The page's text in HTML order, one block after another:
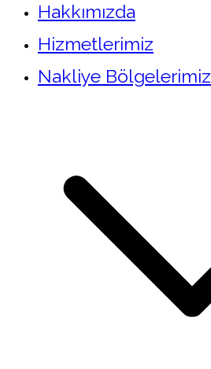
Hakkımızda
Hizmetlerimiz
Nakliye Bölgelerimiz